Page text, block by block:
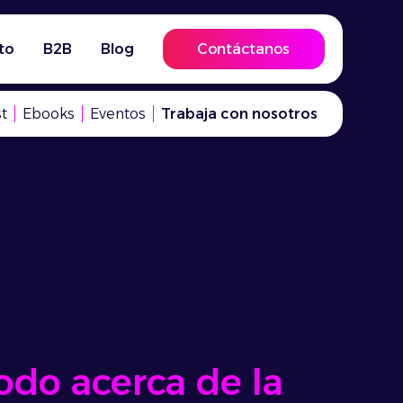
B2B Blog Contáctanos
Ebooks Eventos Trabaja con nosotros
acerca de la